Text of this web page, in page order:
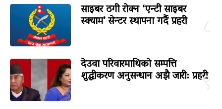
साइबर ठगी रोक्न ‘एन्टी साइबर
स्क्याम’ सेन्टर स्थापना गर्दै प्रहरी
९
देउवा परिवारमाथिको सम्पत्ति
शुद्धीकरण अनुसन्धान अझै जारी: प्रहरी